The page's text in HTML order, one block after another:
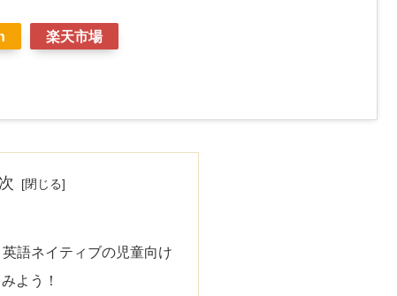
楽天市場
語ネイティブの児童向け
よう！